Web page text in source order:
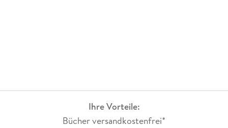
Ihre Vorteile:
Bücher versandkostenfrei*